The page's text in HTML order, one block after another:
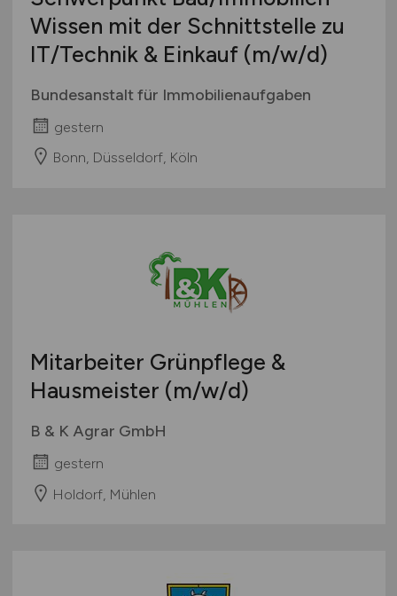
Wissen mit der Schnittstelle zu
IT/Technik & Einkauf (m/w/d)
Bundesanstalt für Immobilienaufgaben
gestern
Bonn, Düsseldorf, Köln
Mitarbeiter Grünpflege &
Hausmeister (m/w/d)
B & K Agrar GmbH
gestern
Holdorf, Mühlen